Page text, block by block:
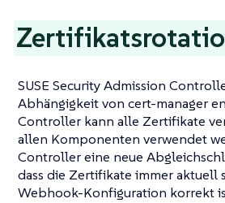
SUSE Security Admission
Abhängigkeit von cert-manager
Controller kann alle Zertifikate
allen Komponenten verwendet
Controller eine neue
dass die Zertifikate immer aktuell
Webhook-Konfiguration korrekt